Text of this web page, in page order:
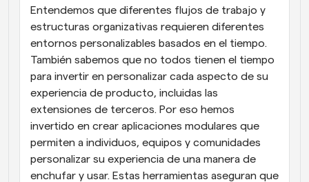
Entendemos que diferentes flujos de trabajo y
estructuras organizativas requieren diferentes
entornos personalizables basados en el tiempo.
También sabemos que no todos tienen el tiempo
para invertir en personalizar cada aspecto de su
experiencia de producto, incluidas las
extensiones de terceros. Por eso hemos
invertido en crear aplicaciones modulares que
permiten a individuos, equipos y comunidades
personalizar su experiencia de una manera de
enchufar y usar. Estas herramientas aseguran que